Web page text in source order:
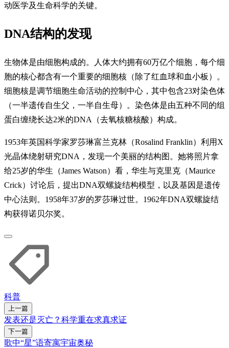
动医学及生命科学的关键。
DNA结构的发现
生物体是由细胞构成的。人体大约拥有60万亿个细胞，每个细
胞的核心都含有一个重要的细胞核（除了红血球和血小板）。
细胞核是调节细胞生命活动的控制中心，其中包含23对染色体
（一半遗传自生父，一半自生母）。染色体是由五种不同的组
蛋白缠绕长达2米的DNA（去氧核糖核酸）构成。
1953年英国科学家罗莎琳富兰克林（Rosalind Franklin）利用X
光晶体绕射研究DNA，发现一个美丽的结构图。她将照片拿
给25岁的华生（James Watson）看，华生与克里克（Maurice
Crick）讨论后，提出DNA双螺旋结构模型，以及基因是遗传
中心法则。1958年37岁的罗莎琳过世。1962年DNA双螺旋结
构获得诺贝尔奖。
科普
上一篇
发表还是灭亡？科学重在求真求证
下一篇
歌中“星”语寄寓宇宙奥秘